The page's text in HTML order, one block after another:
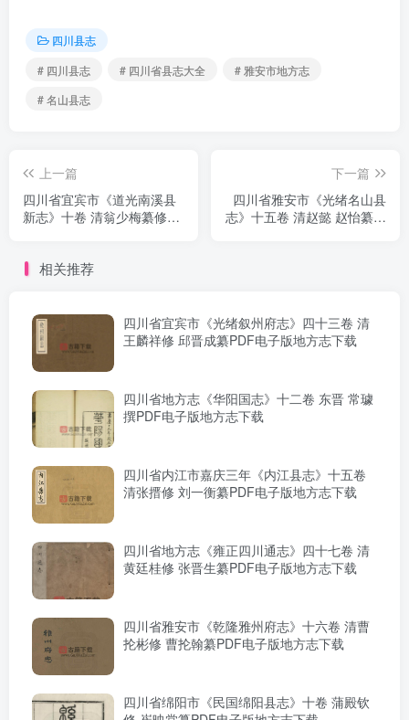
四川县志
# 四川县志
# 四川省县志大全
# 雅安市地方志
# 名山县志
上一篇
四川省宜宾市《道光南溪县
新志》十卷 清翁少梅纂修
下一篇
四川省雅安市《光绪名山县
志》十五卷 清赵懿 赵怡纂修
相关推荐
四川省宜宾市《光绪叙州府志》四十三卷 清
王麟祥修 邱晋成纂PDF电子版地方志下载
四川省地方志《华阳国志》十二卷 东晋 常璩
撰PDF电子版地方志下载
四川省内江市嘉庆三年《内江县志》十五卷
清张搢修 刘一衡纂PDF电子版地方志下载
四川省地方志《雍正四川通志》四十七卷 清
黄廷桂修 张晋生纂PDF电子版地方志下载
四川省雅安市《乾隆雅州府志》十六卷 清曹
抡彬修 曹抡翰纂PDF电子版地方志下载
四川省绵阳市《民国绵阳县志》十卷 蒲殿钦